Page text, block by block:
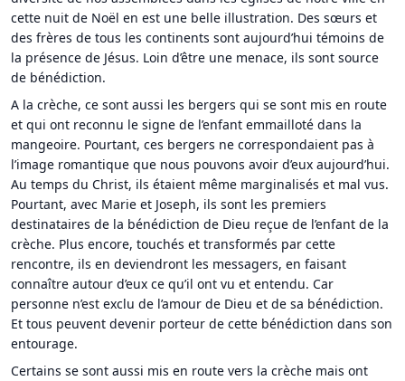
cette nuit de Noël en est une belle illustration. Des sœurs et
des frères de tous les continents sont aujourd’hui témoins de
la présence de Jésus. Loin d’être une menace, ils sont source
de bénédiction.
A la crèche, ce sont aussi les bergers qui se sont mis en route
et qui ont reconnu le signe de l’enfant emmailloté dans la
mangeoire. Pourtant, ces bergers ne correspondaient pas à
l’image romantique que nous pouvons avoir d’eux aujourd’hui.
Au temps du Christ, ils étaient même marginalisés et mal vus.
Pourtant, avec Marie et Joseph, ils sont les premiers
destinataires de la bénédiction de Dieu reçue de l’enfant de la
crèche. Plus encore, touchés et transformés par cette
rencontre, ils en deviendront les messagers, en faisant
connaître autour d’eux ce qu’il ont vu et entendu. Car
personne n’est exclu de l’amour de Dieu et de sa bénédiction.
Et tous peuvent devenir porteur de cette bénédiction dans son
entourage.
Certains se sont aussi mis en route vers la crèche mais ont